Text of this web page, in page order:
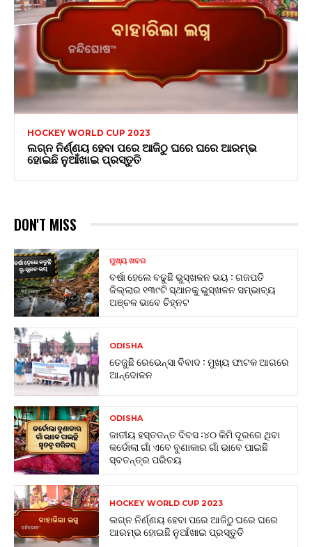
HOCKEY WORLD CUP 2023
ଲଗ୍ନ ନିର୍ଣ୍ଣୟ ହେବା ପରେ ଆଜିଠୁ ଘରେ ଘରେ ଆରମ୍ଭ
ହୋଇଛି ନୁଆଁଖାଇ ପ୍ରସ୍ତୁତି
DON'T MISS
ମୁଖ୍ୟ ଖବର
ବର୍ଷା ହେଲେ ବଢୁଛି ଭୁସ୍ଖଳନ ଭୟ : ଗଜପତି
ଜିଲ୍ଲାର ୧୩୯ଟି ସ୍ଥାନକୁ ଭୁସ୍ଖଳନ ସମ୍ଭାବ୍ୟ
ଅଞ୍ଚଳ ଭାବେ ଚିହ୍ନଟ
ODISHA
ତେଜୁଛି ରେଭେନ୍ସା ବିବାଦ : ମୁଖ୍ୟ ଫାଟକ ଆଗରେ
ଆନ୍ଦୋଳନ
ODISHA
ଜାତୀୟ ହସ୍ତତନ୍ତ ଦିବସ :୪୦ କିମି ଦୂରରେ ଥିବା
କର୍ଡୋଲା ଗାଁ ଏବେ ବୁଣାକାର ଗାଁ ଭାବେ ପାଇଛି
ସ୍ବତନ୍ତ୍ର ପରିଚୟ
HOCKEY WORLD CUP 2023
ଲଗ୍ନ ନିର୍ଣ୍ଣୟ ହେବା ପରେ ଆଜିଠୁ ଘରେ ଘରେ
ଆରମ୍ଭ ହୋଇଛି ନୁଆଁଖାଇ ପ୍ରସ୍ତୁତି